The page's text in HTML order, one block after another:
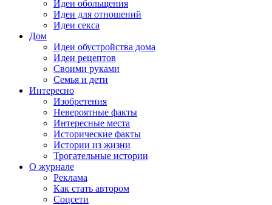
Идеи обольщения
Идеи для отношений
Идеи секса
Дом
Идеи обустройства дома
Идеи рецептов
Своими руками
Семья и дети
Интересно
Изобретения
Невероятные факты
Интересные места
Исторические факты
Истории из жизни
Трогательные истории
О журнале
Реклама
Как стать автором
Соцсети